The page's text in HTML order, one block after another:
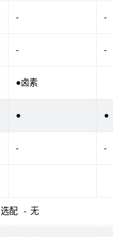
选配 - 无
- -
- -
●卤素
● ●
- -